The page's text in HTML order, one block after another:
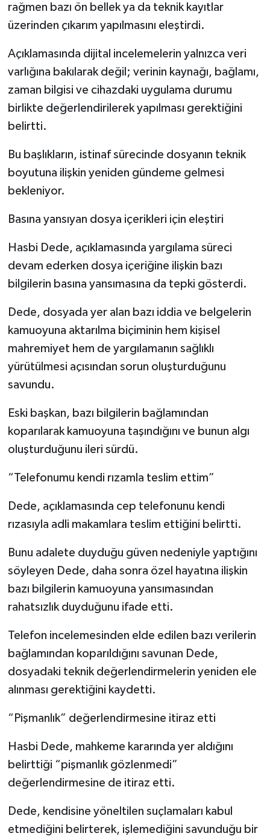
rağmen bazı ön bellek ya da teknik kayıtlar
üzerinden çıkarım yapılmasını eleştirdi.
Açıklamasında dijital incelemelerin yalnızca veri
varlığına bakılarak değil; verinin kaynağı, bağlamı,
zaman bilgisi ve cihazdaki uygulama durumu
birlikte değerlendirilerek yapılması gerektiğini
belirtti.
Bu başlıkların, istinaf sürecinde dosyanın teknik
boyutuna ilişkin yeniden gündeme gelmesi
bekleniyor.
Basına yansıyan dosya içerikleri için eleştiri
Hasbi Dede, açıklamasında yargılama süreci
devam ederken dosya içeriğine ilişkin bazı
bilgilerin basına yansımasına da tepki gösterdi.
Dede, dosyada yer alan bazı iddia ve belgelerin
kamuoyuna aktarılma biçiminin hem kişisel
mahremiyet hem de yargılamanın sağlıklı
yürütülmesi açısından sorun oluşturduğunu
savundu.
Eski başkan, bazı bilgilerin bağlamından
koparılarak kamuoyuna taşındığını ve bunun algı
oluşturduğunu ileri sürdü.
“Telefonumu kendi rızamla teslim ettim”
Dede, açıklamasında cep telefonunu kendi
rızasıyla adli makamlara teslim ettiğini belirtti.
Bunu adalete duyduğu güven nedeniyle yaptığını
söyleyen Dede, daha sonra özel hayatına ilişkin
bazı bilgilerin kamuoyuna yansımasından
rahatsızlık duyduğunu ifade etti.
Telefon incelemesinden elde edilen bazı verilerin
bağlamından koparıldığını savunan Dede,
dosyadaki teknik değerlendirmelerin yeniden ele
alınması gerektiğini kaydetti.
“Pişmanlık” değerlendirmesine itiraz etti
Hasbi Dede, mahkeme kararında yer aldığını
belirttiği “pişmanlık gözlenmedi”
değerlendirmesine de itiraz etti.
Dede, kendisine yöneltilen suçlamaları kabul
etmediğini belirterek, işlemediğini savunduğu bir